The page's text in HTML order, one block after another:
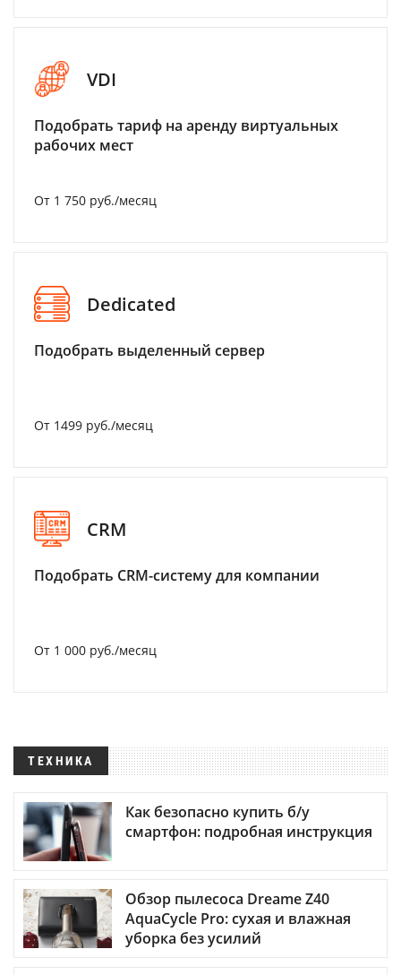
VDI
Подобрать тариф на аренду виртуальных
рабочих мест
От 1 750 руб./месяц
Dedicated
Подобрать выделенный сервер
От 1499 руб./месяц
CRM
Подобрать CRM-систему для компании
От 1 000 руб./месяц
ТЕХНИКА
Как безопасно купить б/у
смартфон: подробная инструкция
Обзор пылесоса Dreame Z40
AquaCycle Pro: сухая и влажная
уборка без усилий